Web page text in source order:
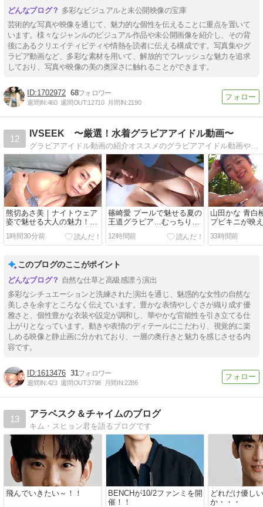
多彩なビジュアルと未公開映像の宝庫
芸術的な写真や映像を通じて、魅力的な個性を伝えることに重点を置いて
います。様々なジャンルのビジュアル作品や未公開画像を紹介し、その背
後にあるクリエイティビティや情熱を読者に伝える構成です。写真集やグ
ラビア動画など、多彩な素材を用いて、解放的でフレッシュな魅力を追求
しており、写真や映像の美の奥深さに触れることができます。
1702972 68
週間IN:460 週間OUT:12710 月間IN:2190
12
IVSEEK 〜厳選！水着グラビアアイドル動画〜
グラビアアイドル動画の紹介オススメのグラビアアイドル動画やイメージビデオ【IV】を紹介しますよ！
熊切あさ美｜ナイトウェア
姿で魅せる大人の魅力！ソ
ファで脱ぎながら手ブラに
1時間30分前
篠崎愛 プールで魅せる夏の
王道グラビア…むっちり水
着姿で準備運動してから濡
れたボディに迫る
12時間前
山田かな 青白
プビキニが映
海で輝く美ボ
塗ってあげた
33時間前
このブログのここがポイント
自然な仕草と高級感漂う演出
多彩なシチュエーションと洗練された演出を通じ、魅惑的な女性の自然な
美しさを余すところなく伝えています。豊かな表情やしぐさが織り成す優
雅さと、個性豊かな衣装や設定が調和し、華やかな官能性を引き立てる仕
上がりとなっています。動きや表情のディテールにこだわり、視覚的に楽
しめる映像と静止画に分かれており、一層の奥行きと魅力を感じさせる内
容です。
1613476 31
週間IN:423 週間OUT:3798 月間IN:2286
13
アラベスク＆チャイムのブログ
キム・スヒョン君を語るブログです
飛んでいきたい～！！
BENCHが10/2ファンミを開
催！！
どれだけ優し
か・・・